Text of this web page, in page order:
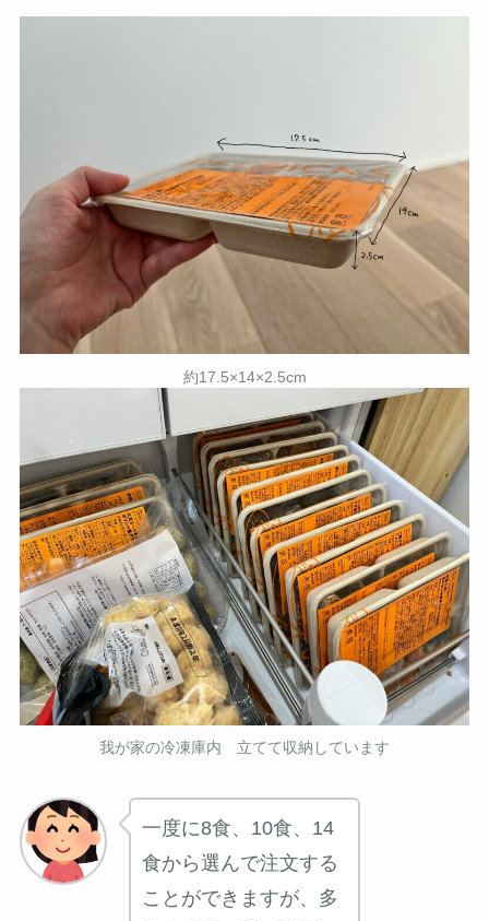
約17.5×14×2.5cm
我が家の冷凍庫内 立てて収納しています
一度に8食、10食、14
食から選んで注文する
ことができますが、多